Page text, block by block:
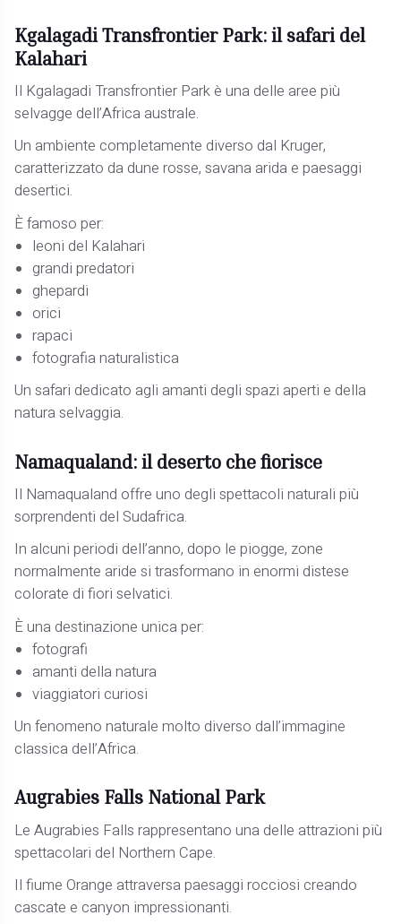
Kgalagadi Transfrontier Park: il safari del
Kalahari
Il Kgalagadi Transfrontier Park è una delle aree più
selvagge dell’Africa australe.
Un ambiente completamente diverso dal Kruger,
caratterizzato da dune rosse, savana arida e paesaggi
desertici.
È famoso per:
leoni del Kalahari
grandi predatori
ghepardi
orici
rapaci
fotografia naturalistica
Un safari dedicato agli amanti degli spazi aperti e della
natura selvaggia.
Namaqualand: il deserto che fiorisce
Il Namaqualand offre uno degli spettacoli naturali più
sorprendenti del Sudafrica.
In alcuni periodi dell’anno, dopo le piogge, zone
normalmente aride si trasformano in enormi distese
colorate di fiori selvatici.
È una destinazione unica per:
fotografi
amanti della natura
viaggiatori curiosi
Un fenomeno naturale molto diverso dall’immagine
classica dell’Africa.
Augrabies Falls National Park
Le Augrabies Falls rappresentano una delle attrazioni più
spettacolari del Northern Cape.
Il fiume Orange attraversa paesaggi rocciosi creando
cascate e canyon impressionanti.